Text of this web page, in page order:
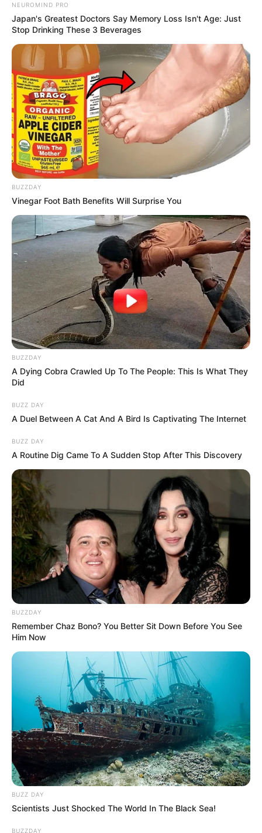
NEUROMIND PRO
Japan's Greatest Doctors Say Memory Loss Isn't Age: Just
Stop Drinking These 3 Beverages
BUZZDAY
Vinegar Foot Bath Benefits Will Surprise You
BUZZDAY
A Dying Cobra Crawled Up To The People: This Is What They
Did
BUZZ DAY
A Duel Between A Cat And A Bird Is Captivating The Internet
BUZZ DAY
A Routine Dig Came To A Sudden Stop After This Discovery
BUZZDAY
Remember Chaz Bono? You Better Sit Down Before You See
Him Now
BUZZ DAY
Scientists Just Shocked The World In The Black Sea!
BUZZDAY